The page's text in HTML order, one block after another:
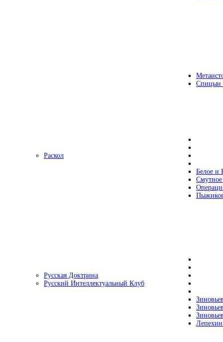
Раскол
Белое и
Русская Доктрина
Русский Интеллектуальный Клуб